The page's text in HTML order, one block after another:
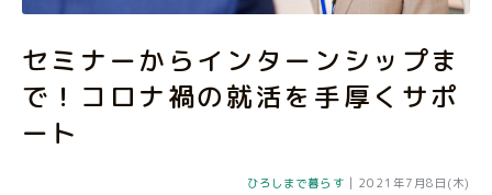
セミナーからインターンシップま
で！コロナ禍の就活を手厚くサポ
ート
ひろしまで暮らす | 2021年7月8日(木)